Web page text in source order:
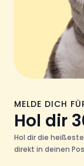
MELDE DICH
Hol dir
Hol dir die
direkt in deinen